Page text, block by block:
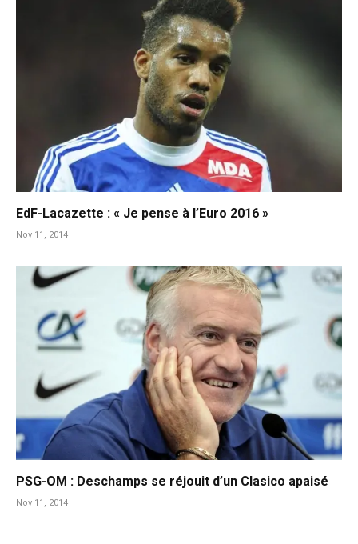
EdF-Lacazette : « Je pense à l’Euro 2016 »
Nov 11, 2014
PSG-OM : Deschamps se réjouit d’un Clasico apaisé
Nov 11, 2014